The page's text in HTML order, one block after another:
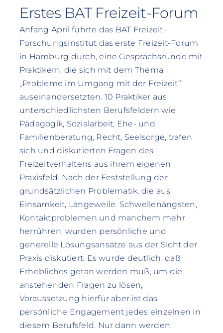
Erstes BAT Freizeit-Forum
Anfang April führte das BAT Freizeit-
Forschungsinstitut das erste Freizeit-Forum
in Hamburg durch, eine Gesprächsrunde mit
Praktikern, die sich mit dem Thema
„Probleme im Umgang mit der Freizeit“
auseinandersetzten. 10 Praktiker aus
unterschiedlichsten Berufsfeldern wie
Pädagogik, Sozialarbeit, Ehe- und
Familienberatung, Recht, Seelsorge, trafen
sich und diskutierten Fragen des
Freizeitverhaltens aus ihrem eigenen
Praxisfeld. Nach der Feststellung der
grundsätzlichen Problematik, die aus
Einsamkeit, Langeweile. Schwellenängsten,
Kontaktproblemen und manchem mehr
herrühren, wurden persönliche und
generelle Lösungsansätze aus der Sicht der
Praxis diskutiert. Es wurde deutlich, daß
Erhebliches getan werden muß, um die
anstehenden Fragen zu lösen,
Voraussetzung hierfür aber ist das
persönliche Engagement jedes einzelnen in
diesem Berufsfeld. Nur dann werden